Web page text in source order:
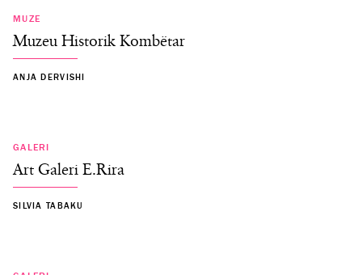
MUZE
Muzeu Historik Kombëtar
ANJA DERVISHI
GALERI
Art Galeri E.Rira
SILVIA TABAKU